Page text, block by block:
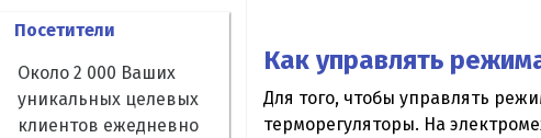
Посетители
Около 2 000 Ваших
уникальных целевых
клиентов ежедневно
Как управлять
Для того, чтобы управлять
терморегуляторы. На